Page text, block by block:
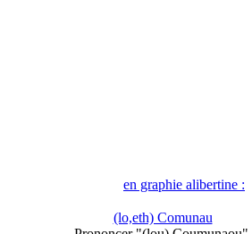
en graphie alibertine :
(lo,eth) Comunau